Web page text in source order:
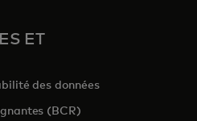
ET
des données
(BCR)